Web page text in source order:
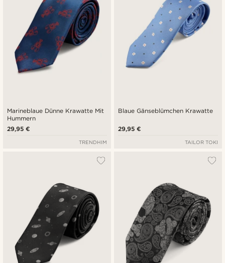
Marineblaue Dünne Krawatte Mit
Hummern
29,95 €
TRENDHIM
Blaue Gänseblümchen Krawatte
29,95 €
TAILOR TOKI